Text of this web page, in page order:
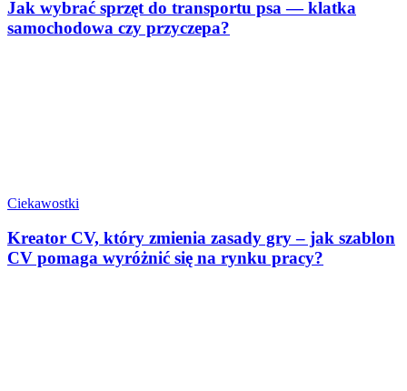
Jak wybrać sprzęt do transportu psa — klatka
samochodowa czy przyczepa?
Ciekawostki
Kreator CV, który zmienia zasady gry – jak szablon
CV pomaga wyróżnić się na rynku pracy?